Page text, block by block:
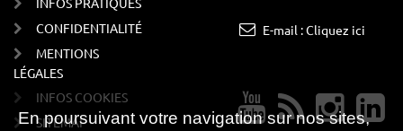
CONFIDENTIALITÉ
MENTIONS
LÉGALES
INFOS COOKIES
SITEMAP
E-mail : Cliquez ici
En poursuivant votre navigation sur nos sites,